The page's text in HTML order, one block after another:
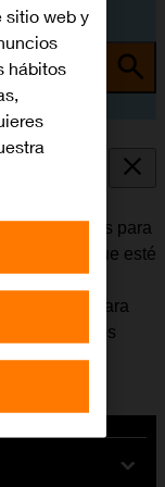
notificaciones para
para que esté
tiempo
la tablet para
puedan oír los
sitio web y
hábitos